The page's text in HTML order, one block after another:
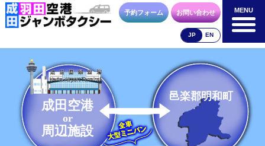
MENU
成田空港
料金表
空港送迎以外
料金表
車種・荷物 お支払方法 合流方法
予約フォーム お問い合わせ
JP EN
MENU
成田空港
or
周辺施設
邑楽郡明和町